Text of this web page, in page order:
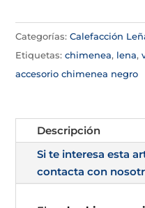
Categorías:Calefacción
Etiquetas:chimenea, lena,
accesorio chimenea negro
Descripción
Si te interesa esta
contacta con